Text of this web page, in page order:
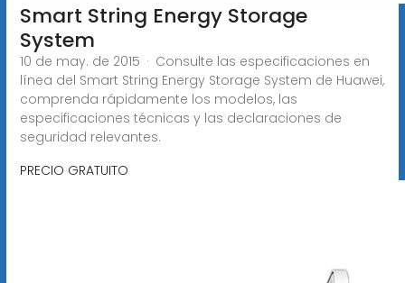
Smart String Energy Storage
System
10 de may. de 2015 · Consulte las especificaciones en
línea del Smart String Energy Storage System de Huawei,
comprenda rápidamente los modelos, las
especificaciones técnicas y las declaraciones de
seguridad relevantes.
PRECIO GRATUITO